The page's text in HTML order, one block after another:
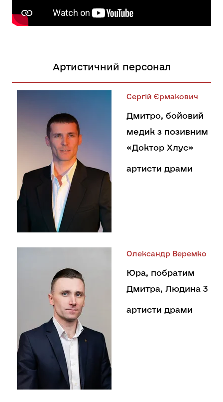
Артистичний персонал
Сергій Єрмакович
Дмитро, бойовий
медик з позивним
«Доктор Хлус»
артисти драми
Олександр Веремко
Юра, побратим
Дмитра, Людина 3
артисти драми